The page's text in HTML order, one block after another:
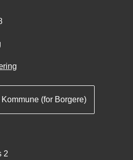
(for Borgere)
2